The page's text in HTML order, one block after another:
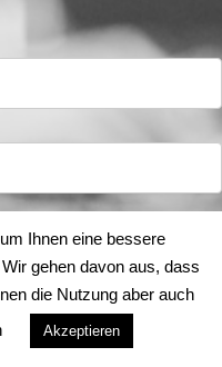
Ihnen eine bessere
gehen davon aus, dass
die Nutzung aber auch
Akzeptieren